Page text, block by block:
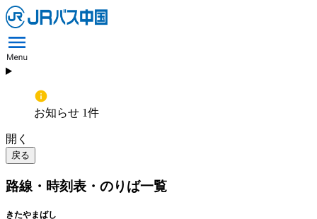
お知らせ 1件
開く
戻る
路線・時刻表・のりば一覧
きたやまばし